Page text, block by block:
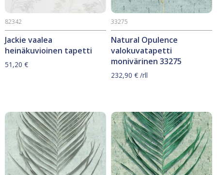
Jackie vaalea
heinäkuvioinen tapetti
82342
51,20 €
Natural Opulence
valokuvatapetti
monivärinen 33275
33275
232,90 € /rll